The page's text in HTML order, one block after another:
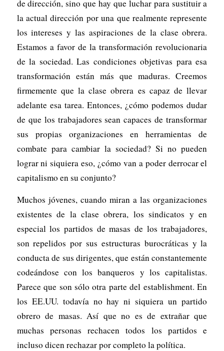
de dirección, sino que hay que luchar para sustituir a
la actual dirección por una que realmente represente
los intereses y las aspiraciones de la clase obrera.
Estamos a favor de la transformación revolucionaria
de la sociedad. Las condiciones objetivas para esa
transformación están más que maduras. Creemos
firmemente que la clase obrera es capaz de llevar
adelante esa tarea. Entonces, ¿cómo podemos dudar
de que los trabajadores sean capaces de transformar
sus propias organizaciones en herramientas de
combate para cambiar la sociedad? Si no pueden
lograr ni siquiera eso, ¿cómo van a poder derrocar el
capitalismo en su conjunto?
Muchos jóvenes, cuando miran a las organizaciones
existentes de la clase obrera, los sindicatos y en
especial los partidos de masas de los trabajadores,
son repelidos por sus estructuras burocráticas y la
conducta de sus dirigentes, que están constantemente
codeándose con los banqueros y los capitalistas.
Parece que son sólo otra parte del establishment. En
los EE.UU. todavía no hay ni siquiera un partido
obrero de masas. Así que no es de extrañar que
muchas personas rechacen todos los partidos e
incluso dicen rechazar por completo la política.